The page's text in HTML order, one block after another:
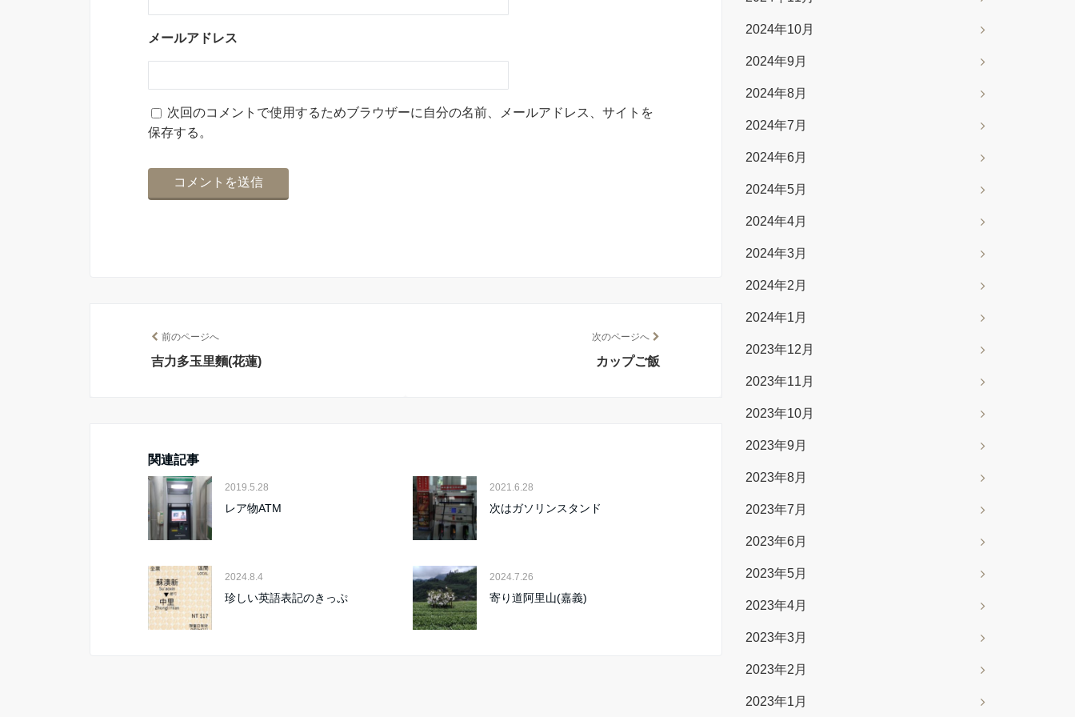
メールアドレス
次回のコメントで使用するためブラウザーに自分の名前、メールアドレス、サイトを
保存する。
前のページへ
吉力多玉里麵(花蓮)
次のページへ
カップご飯
関連記事
2019.5.28
レア物ATM
2021.6.28
次はガソリンスタンド
2024.8.4
珍しい英語表記のきっぷ
2024.7.26
寄り道阿里山(嘉義)
2024年10月
2024年9月
2024年8月
2024年7月
2024年6月
2024年5月
2024年4月
2024年3月
2024年2月
2024年1月
2023年12月
2023年11月
2023年10月
2023年9月
2023年8月
2023年7月
2023年6月
2023年5月
2023年4月
2023年3月
2023年2月
2023年1月